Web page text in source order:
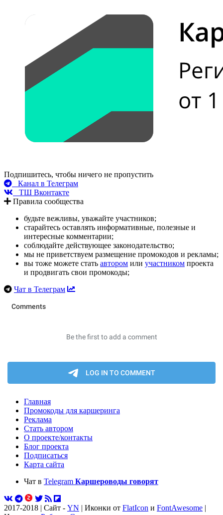
Подпишитесь, чтобы ничего не пропустить
Канал в Телеграм
ТШ Вконтакте
Правила сообщества
будьте вежливы, уважайте участников;
старайтесь оставлять информативные, полезные и
интересные комментарии;
соблюдайте действующее законодательство;
мы не приветствуем размещение промокодов и рекламы;
вы тоже можете стать автором или участником проекта
и продвигать свои промокоды;
Чат в Телеграм
Главная
Промокоды для каршеринга
Реклама
Стать автором
О проекте/контакты
Блог проекта
Подписаться
Карта сайта
Чат в Telegram Каршероводы говорят
2017-2018 | Сайт - YN | Иконки от FlatIcon и FontAwesome |